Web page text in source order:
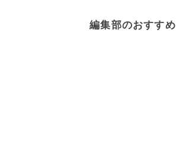
編集部のおすすめ